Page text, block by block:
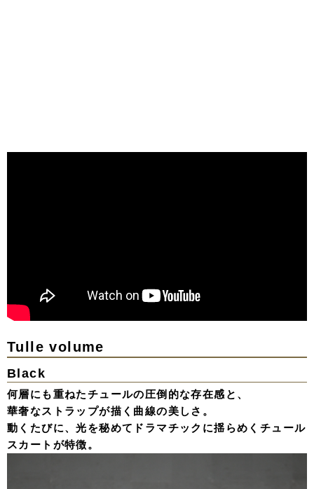
Tulle volume
Black
何層にも重ねたチュールの圧倒的な存在感と、
華奢なストラップが描く曲線の美しさ。
動くたびに、光を秘めてドラマチックに揺らめくチュール
スカートが特徴。